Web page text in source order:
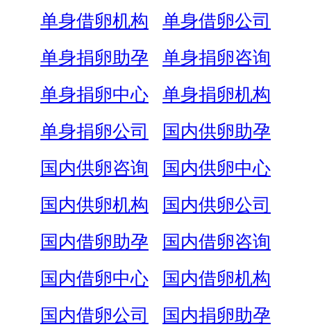
单身借卵机构
单身借卵公司
单身捐卵助孕
单身捐卵咨询
单身捐卵中心
单身捐卵机构
单身捐卵公司
国内供卵助孕
国内供卵咨询
国内供卵中心
国内供卵机构
国内供卵公司
国内借卵助孕
国内借卵咨询
国内借卵中心
国内借卵机构
国内借卵公司
国内捐卵助孕